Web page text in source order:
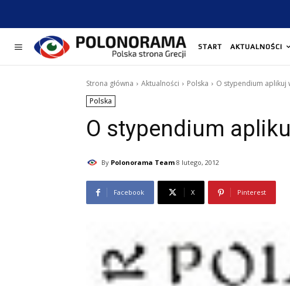
START AKTUALNOŚCI
Strona główna Aktualności Polska
O stypendium aplikuj
Polska
O stypendium
By Polonorama Team 8 lutego, 2012
Facebook X Pinterest